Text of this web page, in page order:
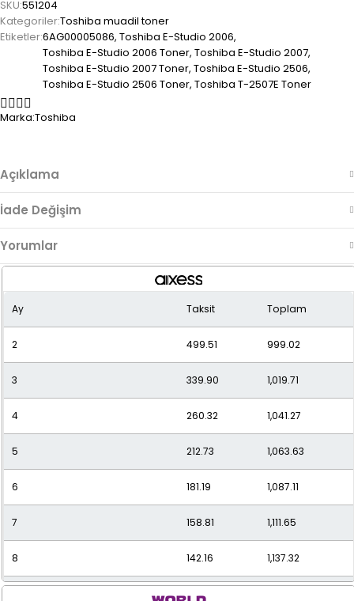
SKU:551204
Kategoriler:Toshiba muadil toner
Etiketler:6AG00005086, Toshiba E-Studio 2006,
Toshiba E-Studio 2006 Toner, Toshiba E-Studio 2007,
Toshiba E-Studio 2007 Toner, Toshiba E-Studio 2506,
Toshiba E-Studio 2506 Toner, Toshiba T-2507E Toner
Marka:Toshiba
Açıklama
İade Değişim
Yorumlar
Ay Taksit Toplam
2 499.51 999.02
3 339.90 1,019.71
4 260.32 1,041.27
5 212.73 1,063.63
6 181.19 1,087.11
7 158.81 1,111.65
8 142.16 1,137.32
129.36